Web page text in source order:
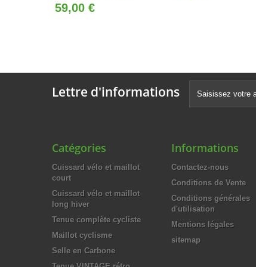
59,00 €
Lettre d'informations
Catégories
Cuissard vélo et maillot
court
Cuissard vélo et maillot
long hiver
Tenue complète cycliste
Maillot cyclisme
Selle en Carbone
Informations
Contactez-nous
Conditions de Vente
Conditions générales
d'utilisation
Mentions légales
sitemap